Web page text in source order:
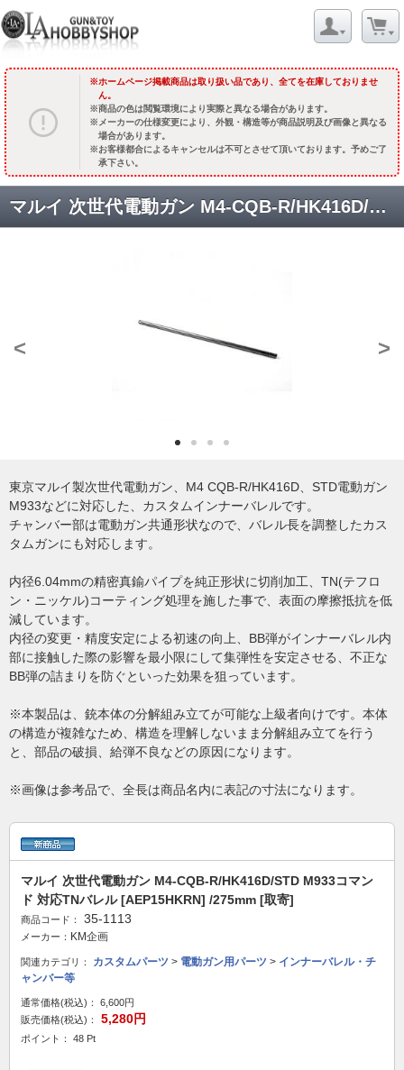
ホームページ掲載商品は取り扱い品であり、全てを在庫しておりませ
ん。
商品の色は閲覧環境により実際と異なる場合があります。
メーカーの仕様変更により、外観・構造等が商品説明及び画像と異なる
場合があります。
お客様都合によるキャンセルは不可とさせて頂いております。予めご了
承下さい。
マルイ 次世代電動ガン M4-CQB-R/HK416D/STD M933コマンド 対応TNバレル [AEP15HKRN] /275mm [取寄]
< >
東京マルイ製次世代電動ガン、M4 CQB-R/HK416D、STD電動ガン
M933などに対応した、カスタムインナーバレルです。
チャンバー部は電動ガン共通形状なので、バレル長を調整したカス
タムガンにも対応します。
内径6.04mmの精密真鍮パイプを純正形状に切削加工、TN(テフロ
ン・ニッケル)コーティング処理を施した事で、表面の摩擦抵抗を低
減しています。
内径の変更・精度安定による初速の向上、BB弾がインナーバレル内
部に接触した際の影響を最小限にして集弾性を安定させる、不正な
BB弾の詰まりを防ぐといった効果を狙っています。
※本製品は、銃本体の分解組み立てが可能な上級者向けです。本体
の構造が複雑なため、構造を理解しないまま分解組み立てを行う
と、部品の破損、給弾不良などの原因になります。
※画像は参考品で、全長は商品名内に表記の寸法になります。
マルイ 次世代電動ガン M4-CQB-R/HK416D/STD M933コマン
ド 対応TNバレル [AEP15HKRN] /275mm [取寄]
商品コード： 35-1113
メーカー： KM企画
関連カテゴリ： カスタムパーツ > 電動ガン用パーツ > インナーバレル・チ
ャンバー等
通常価格(税込)：
6,600円
販売価格(税込)：
5,280円
ポイント： 48 Pt